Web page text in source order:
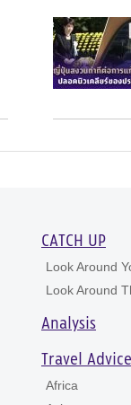
CATCH UP
Look Around
Look Around
Analysis
Travel
Africa